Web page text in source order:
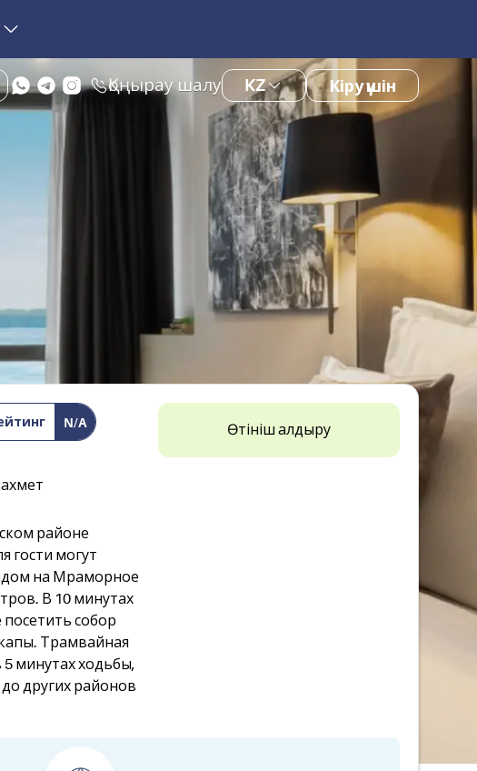
Қоңырау шалу KZ Кіру үшін
N/A
районе
гости могут
на Мраморное
В 10 минутах
собор
Трамвайная
5 минутах ходьбы,
других районов
Өтініш қалдыру